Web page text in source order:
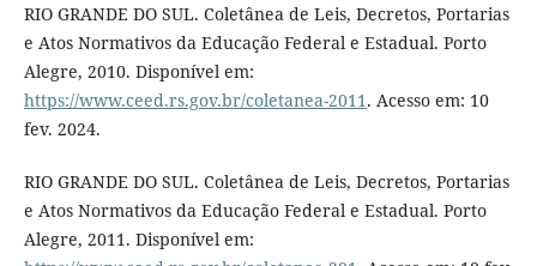
RIO GRANDE DO SUL. Coletânea de Leis, Decretos, Portarias
e Atos Normativos da Educação Federal e Estadual. Porto
Alegre, 2010. Disponível em:
https://www.ceed.rs.gov.br/coletanea-2011 . Acesso em: 10
fev. 2024.
RIO GRANDE DO SUL. Coletânea de Leis, Decretos, Portarias
e Atos Normativos da Educação Federal e Estadual. Porto
Alegre, 2011. Disponível em: